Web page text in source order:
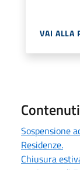
VAI ALLA
Sospensione
Residenze.
Chiusura